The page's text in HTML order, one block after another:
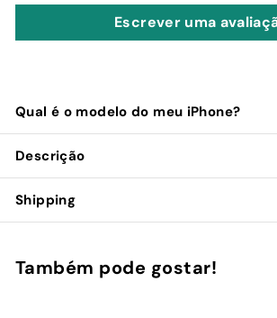
Escrever uma
Qual é o modelo do meu iPhone?
Descrição
Shipping
Também pode gostar!